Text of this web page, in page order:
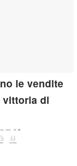
le vendite
vittoria di